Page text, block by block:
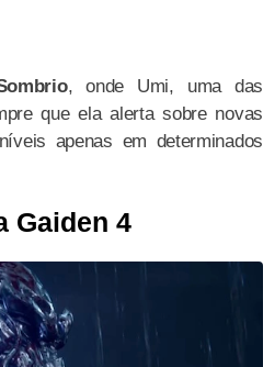
, onde Umi, uma das
que ela alerta sobre novas
apenas em determinados
Gaiden 4